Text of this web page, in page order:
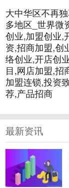
大中华区不再
多地区_世界微
创业,加盟创业,
资,招商加盟,创
络创业,开店创
目,网店加盟,招
加盟连锁,投资
荐,产品招商
最新资讯